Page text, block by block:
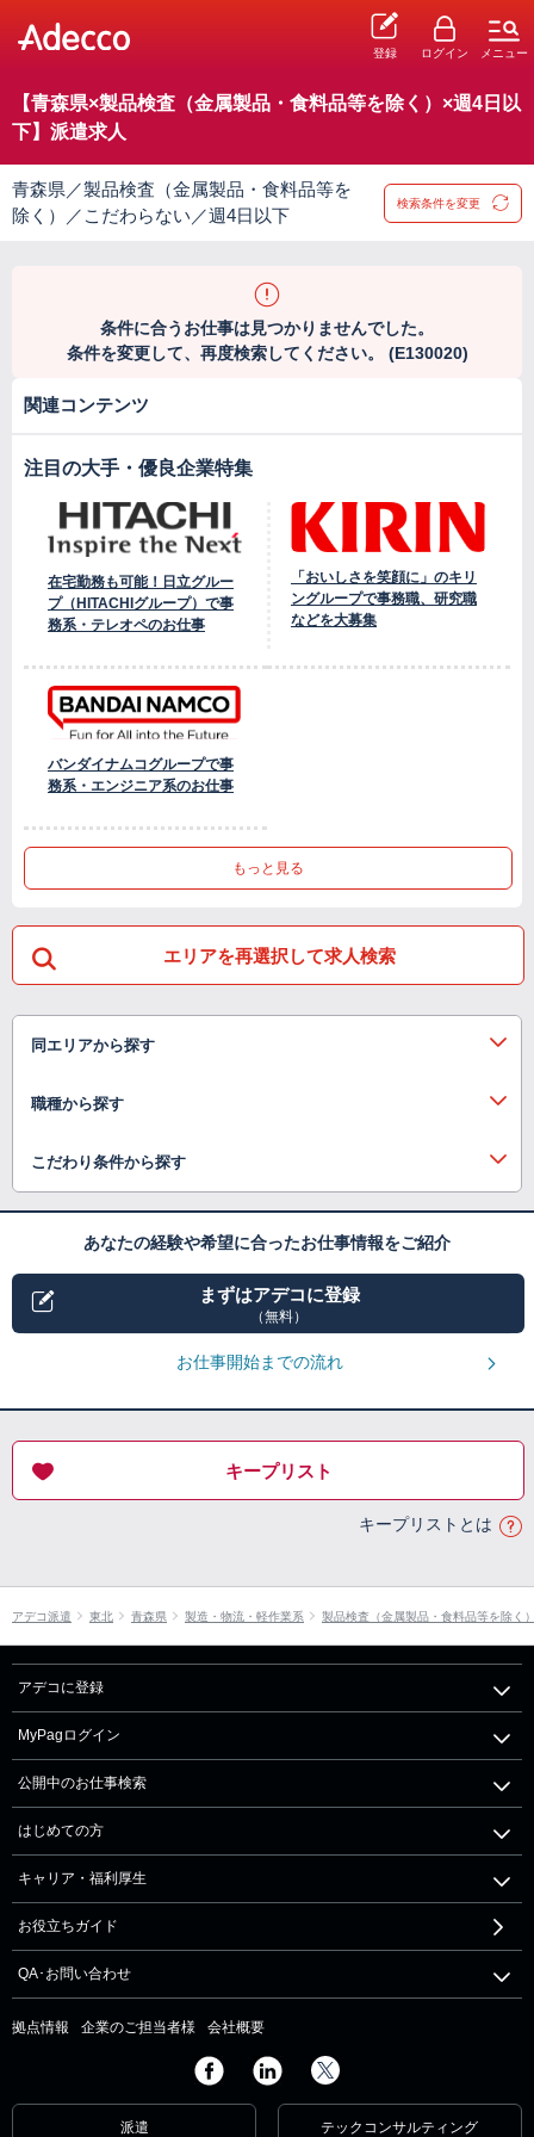
登録 ログイン メニュー
【青森県×製品検査（金属製品・食料品等を除く）×週4日以
下】派遣求人
青森県／製品検査（金属製品・食料品等を
除く）／こだわらない／週4日以下
検索条件を変更
条件に合うお仕事は見つかりませんでした。
条件を変更して、再度検索してください。 (E130020)
関連コンテンツ
注目の大手・優良企業特集
在宅勤務も可能！日立グルー
プ（HITACHIグループ）で事
務系・テレオペのお仕事
「おいしさを笑顔に」のキリ
ングループで事務職、研究職
などを大募集
バンダイナムコグループで事
務系・エンジニア系のお仕事
もっと見る
エリアを再選択して求人検索
同エリアから探す
職種から探す
こだわり条件から探す
あなたの経験や希望に合ったお仕事情報をご紹介
まずはアデコに登録
（無料）
お仕事開始までの流れ
キープリスト
キープリストとは
アデコ派遣 東北 青森県 製造・物流・軽作業系 製品検査（金属製品・食料品等を除く
アデコに登録
MyPagログイン
公開中のお仕事検索
はじめての方
キャリア・福利厚生
お役立ちガイド
QA･お問い合わせ
拠点情報 企業のご担当者様 会社概要
派遣 テックコンサルティング